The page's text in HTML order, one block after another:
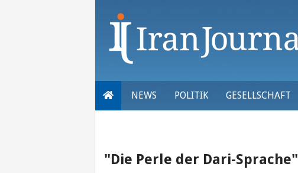
NEWS POLITIK GESELLSCHAFT
"Die Perle der Dari-Sprache"